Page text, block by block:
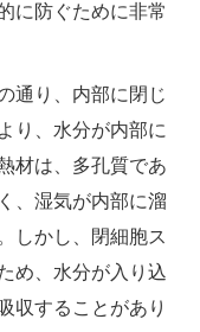
に防ぐために非常
通り、内部に閉じ
り、水分が内部に
材は、多孔質であ
、湿気が内部に溜
しかし、閉細胞ス
め、水分が入り込
収することがあり